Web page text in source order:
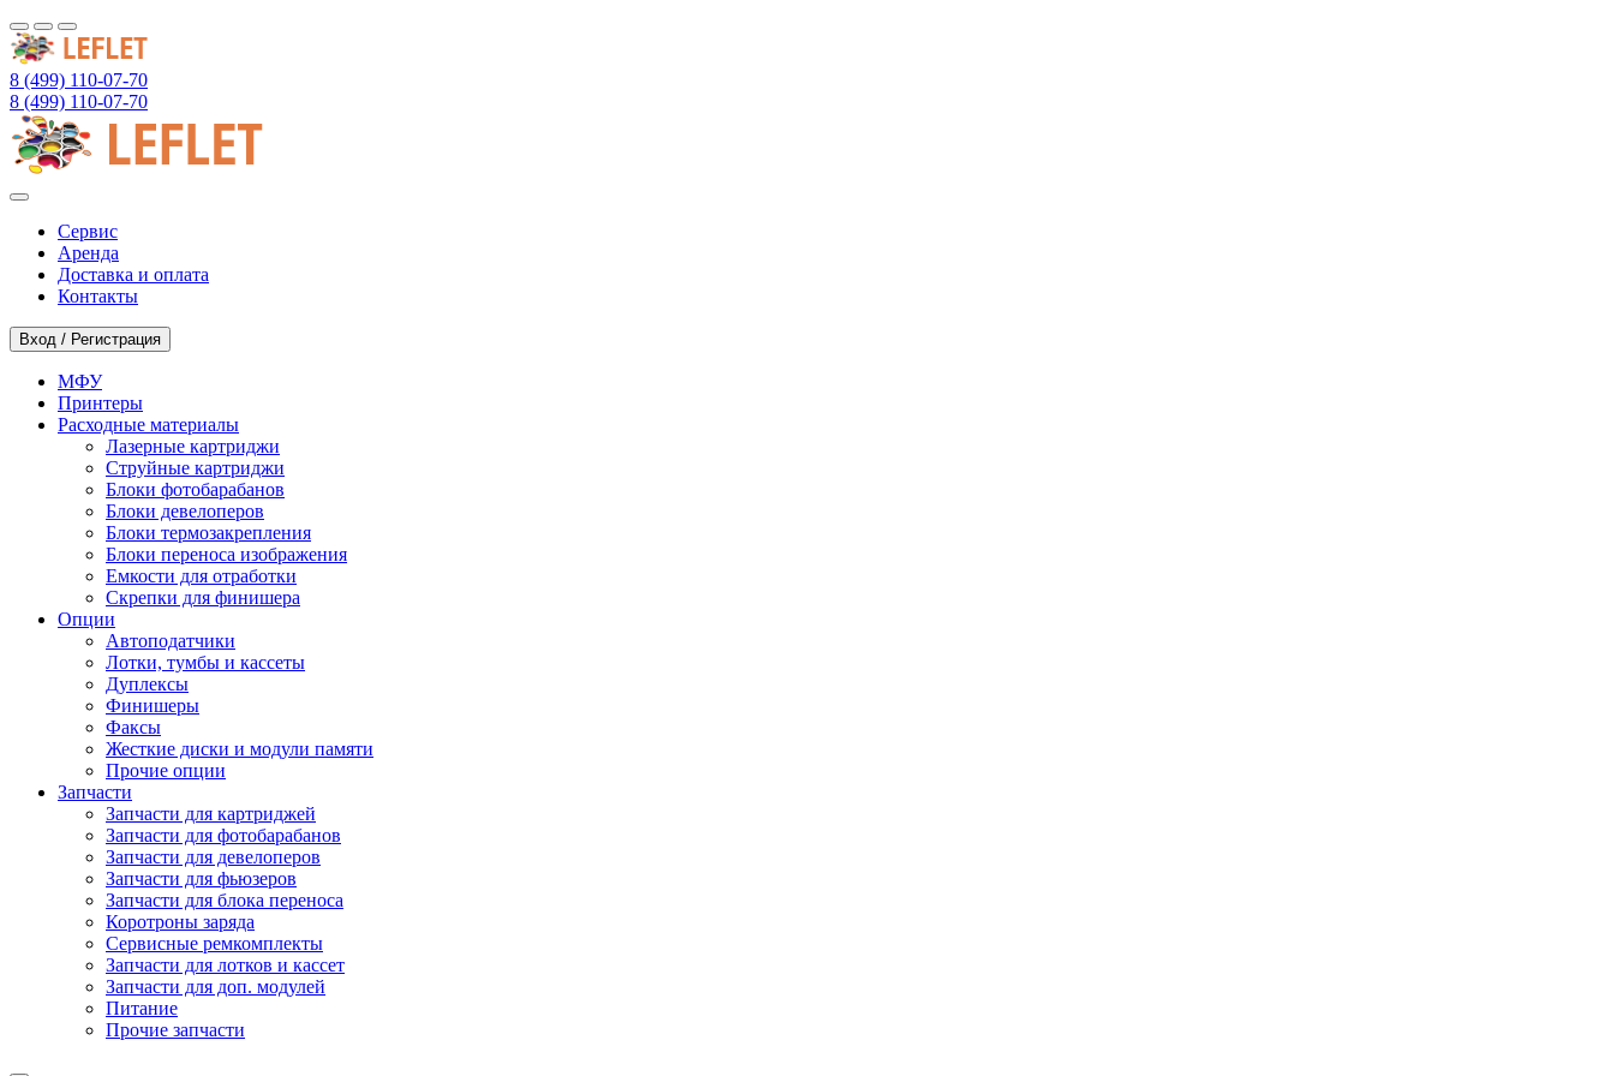
8 (499) 110-07-70
8 (499) 110-07-70
Сервис
Аренда
Доставка и оплата
Контакты
Вход / Регистрация
МФУ
Принтеры
Расходные материалы
Лазерные картриджи
Струйные картриджи
Блоки фотобарабанов
Блоки девелоперов
Блоки термозакрепления
Блоки переноса изображения
Емкости для отработки
Скрепки для финишера
Опции
Автоподатчики
Лотки, тумбы и кассеты
Дуплексы
Финишеры
Факсы
Жесткие диски и модули памяти
Прочие опции
Запчасти
Запчасти для картриджей
Запчасти для фотобарабанов
Запчасти для девелоперов
Запчасти для фьюзеров
Запчасти для блока переноса
Коротроны заряда
Сервисные ремкомплекты
Запчасти для лотков и кассет
Запчасти для доп. модулей
Питание
Прочие запчасти